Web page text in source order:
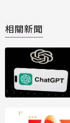
相關新聞